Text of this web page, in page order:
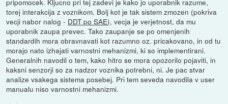
pripomocek. Kljucno pri tej zadevi je kako jo uporabnik razume,
torej interakcija z voznikom. Bolj kot je tak sistem zmozen (pokriva
vecji nabor nalog - DDT po SAE), vecja je verjetnost, da mu
uporabnik zaupa prevec. Tako zaupanje se po omenjenih
standardih mora obravnavati kot razumno oz. pricakovano, in od tu
morajo nato izhajati varnostni mehanizmi, ki so implementirani.
Generalnih navodil o tem, kako hitro se mora opozorilo pojaviti, in
kaksni senzorji so za nadzor voznika potrebni, ni. Je pac stvar
analize vsakega sistema posebej. Pri tem seveda navodila v user
manualu niso varnostni mehanizmi.